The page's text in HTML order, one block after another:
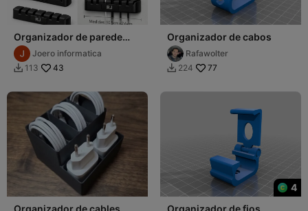
Organizador de parede
fios e cabos
Joero informatica
 113 43
Organizador de cabos
Rafawolter
 224 77
4